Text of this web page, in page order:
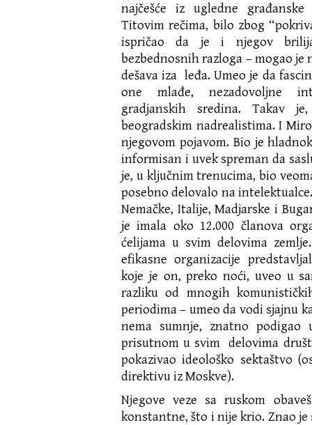
najčešće iz ugledne
Titovim rečima, bilo zbog
ispričao da je i njegov
bezbednosnih razloga – mogao je
dešava iza leđa. Umeo je da
one mlađe, nezadovoljne
gradjanskih sredina. Takav
beogradskim nadrealistima. I
njegovom pojavom. Bio je
informisan i uvek spreman da
je, u ključnim trenucima, bio
posebno delovalo na
Nemačke, Italije, Madjarske i
je imala oko 12.000 članova
ćelijama u svim delovima
efikasne organizacije
koje je on, preko noći, uveo u
razliku od mnogih
periodima – umeo da vodi sjajnu
nema sumnje, znatno
prisutnom u svim delovima
pokazivao ideološko sektaštvo
direktivu iz Moskve).
Njegove veze sa ruskom
konstantne, što i nije krio. Znao je